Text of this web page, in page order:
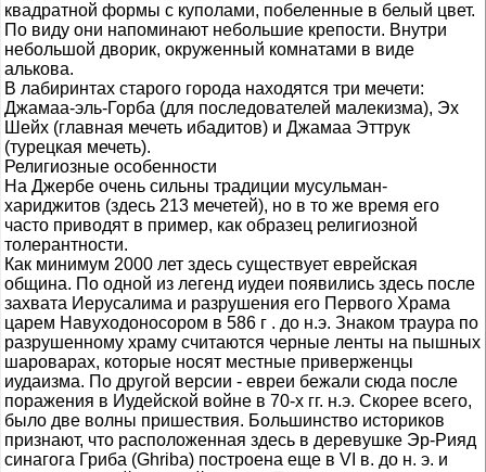
квадратной формы с куполами, побеленные в белый цвет.
По виду они напоминают небольшие крепости. Внутри
небольшой дворик, окруженный комнатами в виде
алькова.
В лабиринтах старого города находятся три мечети:
Джамаа-эль-Горба (для последователей малекизма), Эх
Шейх (главная мечеть ибадитов) и Джамаа Эттрук
(турецкая мечеть).
Религиозные особенности
На Джербе очень сильны традиции мусульман-
хариджитов (здесь 213 мечетей), но в то же время его
часто приводят в пример, как образец религиозной
толерантности.
Как минимум 2000 лет здесь существует еврейская
община. По одной из легенд иудеи появились здесь после
захвата Иерусалима и разрушения его Первого Храма
царем Навуходоносором в 586 г . до н.э. Знаком траура по
разрушенному храму считаются черные ленты на пышных
шароварах, которые носят местные приверженцы
иудаизма. По другой версии - евреи бежали сюда после
поражения в Иудейской войне в 70-х гг. н.э. Скорее всего,
было две волны пришествия. Большинство историков
признают, что расположенная здесь в деревушке Эр-Рияд
синагога Гриба (Ghriba) построена еще в VI в. до н. э. и